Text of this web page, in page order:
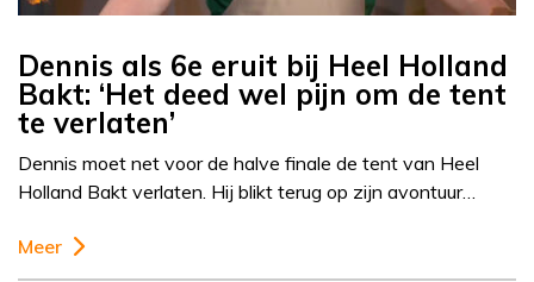
Dennis als 6e eruit bij Heel Holland
Bakt: ‘Het deed wel pijn om de tent
te verlaten’
Dennis moet net voor de halve finale de tent van Heel
Holland Bakt verlaten. Hij blikt terug op zijn avontuur…
Meer